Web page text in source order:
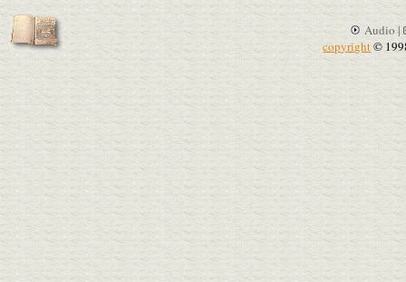
Audio |
copyright©